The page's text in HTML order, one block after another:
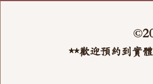
**歡迎預約到實